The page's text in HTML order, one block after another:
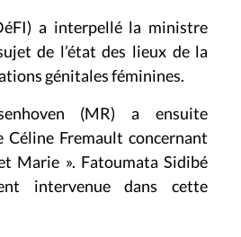
a interpellé la ministre
de l’état des lieux de la
génitales féminines.
(MR) a ensuite
Fremault concernant
Marie ». Fatoumata Sidibé
intervenue dans cette